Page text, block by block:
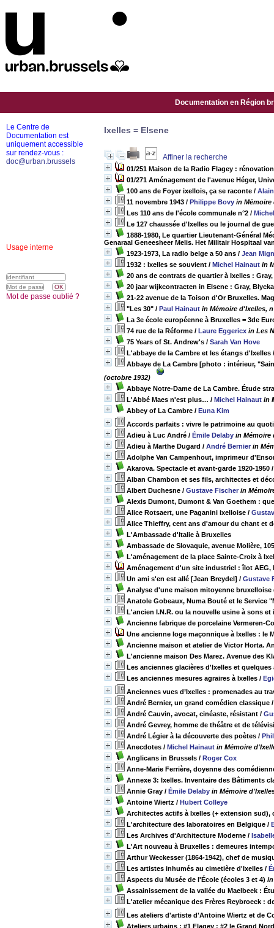
Documentation en Région
Ixelles = Elsene
Affiner la recherche
01/251 Maison de la Radio Flagey :
01/271 Aménagement de l'avenue Héger,
100 ans de Foyer ixellois, ça se raconte /
11 novembre 1943 / Philippe Bovy in Mémoire
Les 110 ans de l'école communale n°2 /
Le 127 chaussée d'Ixelles ou le journal de
1888-1980, Le quartier Lieutenant-Général
Genaraal Geneesheer Melis. Het Militair Hospitaal
1923-1973, La radio belge a 50 ans / Jean
1932 : Ixelles se souvient / Michel Hainaut in
20 ans de contrats de quartier à Ixelles :
20 jaar wijkcontracten in Elsene : Gray,
21-22 avenue de la Toison d'Or Bruxelles.
"Les 30" / Paul Hainaut in Mémoire d'Ixelles,
La 3e école européenne à Bruxelles = 3de
74 rue de la Réforme / Laure Eggericx in Les
75 Years of St. Andrew's / Sarah Van Hove
L'abbaye de la Cambre et les étangs d'Ixelles
Abbaye de La Cambre [photo : intérieur,
(octobre 1932)
Abbaye Notre-Dame de La Cambre. Étude
L'Abbé Maes n'est plus… / Michel Hainaut in
Abbey of La Cambre / Euna Kim
Accords parfaits : vivre le patrimoine au
Adieu à Luc André / Émile Delaby in Mémoire
Adieu à Marthe Dugard / André Bernier in
Adolphe Van Campenhout, imprimeur
Akarova. Spectacle et avant-garde 1920-1950
Alban Chambon et ses fils, architectes et
Albert Duchesne / Gustave Fischer in
Alexis Dumont, Dumont & Van Goethem :
Alice Rotsaert, une Paganini ixelloise /
Alice Thieffry, cent ans d'amour du chant et
L'Ambassade d'Italie à Bruxelles
Ambassade de Slovaquie, avenue Molière,
L'aménagement de la place Sainte-Croix à
Aménagement d'un site industriel : îlot AEG,
Un ami s'en est allé [Jean Breydel] / Gustave
Analyse d'une maison mitoyenne bruxelloise
Anatole Gobeaux, Numa Bouté et le Service
L'ancien I.N.R. ou la nouvelle usine à sons et
Ancienne fabrique de porcelaine Vermeren-
Une ancienne loge maçonnique à Ixelles : le
Ancienne maison et atelier de Victor Horta.
L'ancienne maison Des Marez. Avenue des
Les anciennes glacières d'Ixelles et quelques
Les anciennes mesures agraires à Ixelles /
Anciennes vues d’Ixelles : promenades au
André Bernier, un grand comédien classique
André Cauvin, avocat, cinéaste, résistant /
André Gevrey, homme de théâtre et de
André Légier à la découverte des poètes /
Anecdotes / Michel Hainaut in Mémoire
Anglicans in Brussels / Roger Cox
Anne-Marie Ferrière, doyenne des
Annexe 3: Ixelles. Inventaire des Bâtiments
Annie Gray / Émile Delaby in Mémoire
Antoine Wiertz / Hubert Colleye
Architectes actifs à Ixelles (+ extension sud),
L'architecture des laboratoires en Belgique /
Les Archives d'Architecture Moderne /
L'Art nouveau à Bruxelles : demeures
Arthur Weckesser (1864-1942), chef de
Les artistes inhumés au cimetière d'Ixelles /
Aspects du Musée de l'École (écoles 3 et 4) in
Assainissement de la vallée du Maelbeek :
L'atelier mécanique des Frères Reybroeck :
Les ateliers d'artiste d'Antoine Wiertz et de
Ateliers urbains : #1 Flagey ; #2 le Grand Nord
Le Centre de
Documentation est
uniquement accessible
sur rendez-vous :
doc@urban.brussels
Usage interne
Mot de passe oublié ?